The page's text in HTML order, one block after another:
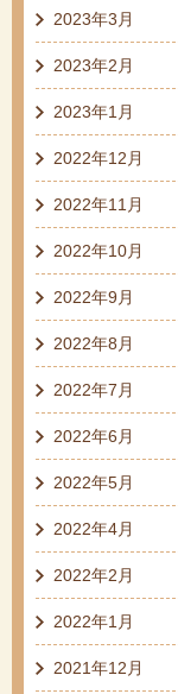
2023年3月
2023年2月
2023年1月
2022年12月
2022年11月
2022年10月
2022年9月
2022年8月
2022年7月
2022年6月
2022年5月
2022年4月
2022年2月
2022年1月
2021年12月